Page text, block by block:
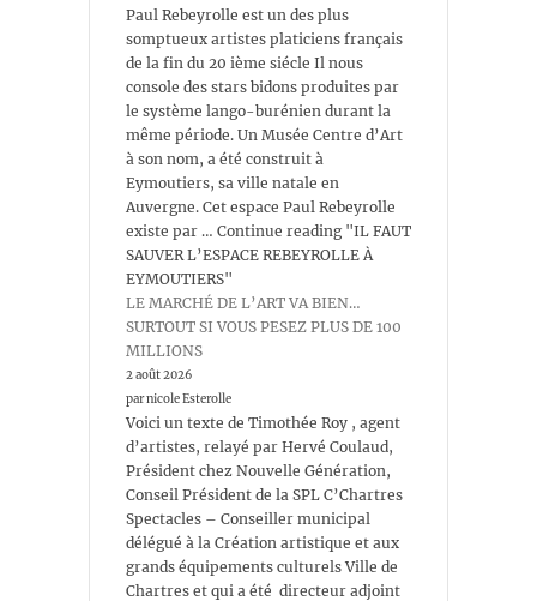
Paul Rebeyrolle est un des plus
somptueux artistes platiciens français
de la fin du 20 ième siécle Il nous
console des stars bidons produites par
le système lango-burénien durant la
même période. Un Musée Centre d’Art
à son nom, a été construit à
Eymoutiers, sa ville natale en
Auvergne. Cet espace Paul Rebeyrolle
existe par … Continue reading "IL FAUT
SAUVER L’ESPACE REBEYROLLE À
EYMOUTIERS"
LE MARCHÉ DE L’ART VA BIEN…
SURTOUT SI VOUS PESEZ PLUS DE 100
MILLIONS
2 août 2026
par nicole Esterolle
Voici un texte de Timothée Roy , agent
d’artistes, relayé par Hervé Coulaud,
Président chez Nouvelle Génération,
Conseil Président de la SPL C’Chartres
Spectacles – Conseiller municipal
délégué à la Création artistique et aux
grands équipements culturels Ville de
Chartres et qui a été directeur adjoint